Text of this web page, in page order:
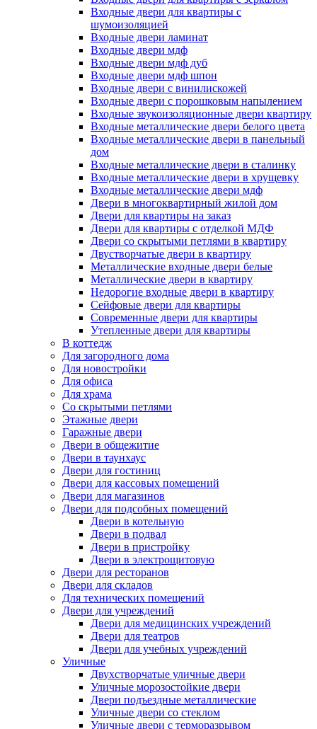
Входные двери для квартиры с
шумоизоляцией
Входные двери ламинат
Входные двери мдф
Входные двери мдф дуб
Входные двери мдф шпон
Входные двери с винилискожей
Входные двери с порошковым напылением
Входные звукоизоляционные двери квартиру
Входные металлические двери белого цвета
Входные металлические двери в панельный
дом
Входные металлические двери в сталинку
Входные металлические двери в хрущевку
Входные металлические двери мдф
Двери в многоквартирный жилой дом
Двери для квартиры на заказ
Двери для квартиры с отделкой МДФ
Двери со скрытыми петлями в квартиру
Двустворчатые двери в квартиру
Металлические входные двери белые
Металлические двери в квартиру
Недорогие входные двери в квартиру
Сейфовые двери для квартиры
Современные двери для квартиры
Утепленные двери для квартиры
В коттедж
Для загородного дома
Для новостройки
Для офиса
Для храма
Со скрытыми петлями
Этажные двери
Гаражные двери
Двери в общежитие
Двери в таунхаус
Двери для гостиниц
Двери для кассовых помещений
Двери для магазинов
Двери для подсобных помещений
Двери в котельную
Двери в подвал
Двери в пристройку
Двери в электрощитовую
Двери для ресторанов
Двери для складов
Для технических помещений
Двери для учреждений
Двери для медицинских учреждений
Двери для театров
Двери для учебных учреждений
Уличные
Двухстворчатые уличные двери
Уличные морозостойкие двери
Двери подъездные металлические
Уличные двери со стеклом
Уличные двери с терморазрывом